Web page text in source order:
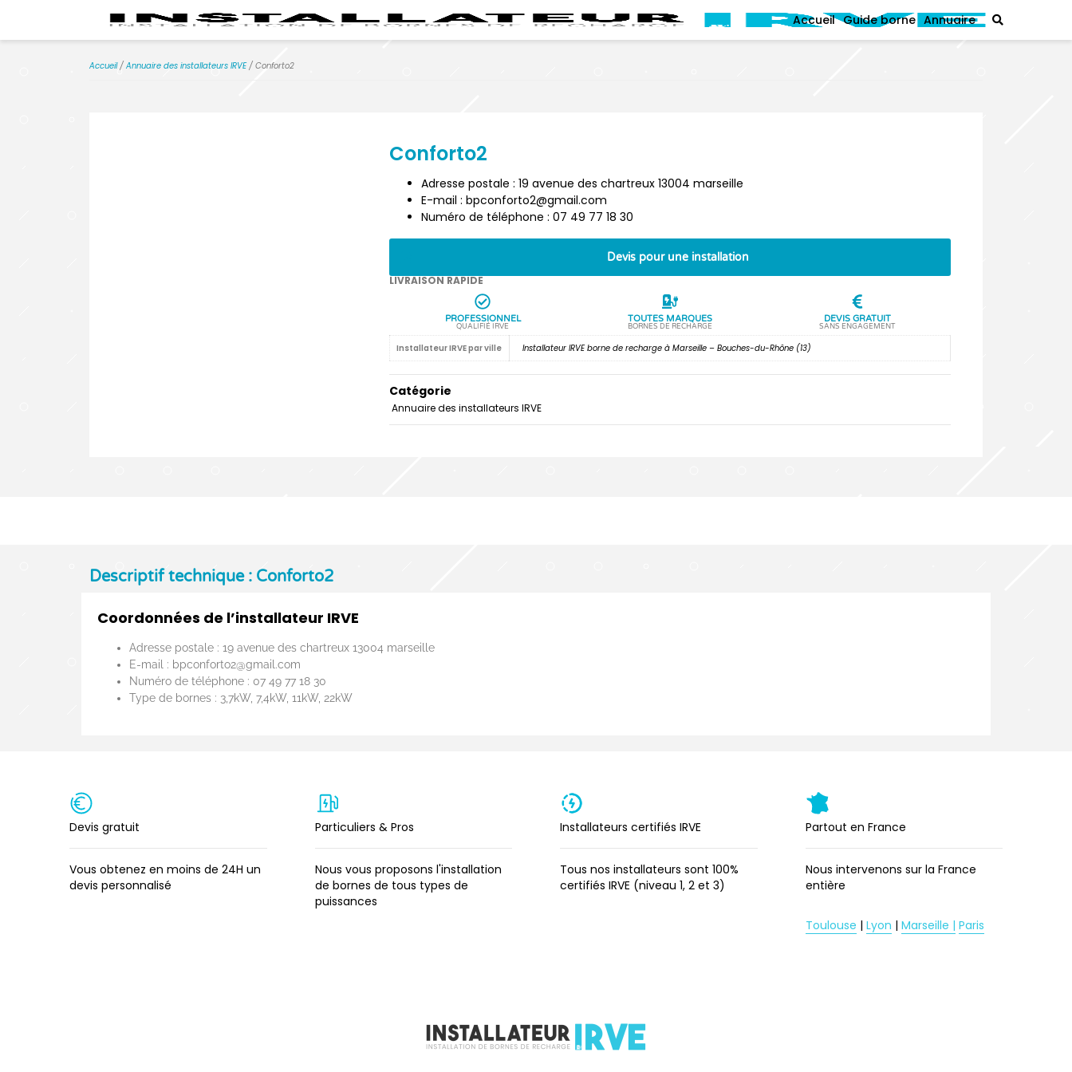
Accueil Guide borne Annuaire
Accueil/ Annuaire des installateurs IRVE/ Conforto2
Conforto2
Adresse postale : 19 avenue des chartreux 13004 marseille
E-mail : bpconforto2@gmail.com
Numéro de téléphone : 07 49 77 18 30
Devis pour une installation
LIVRAISON RAPIDE
PROFESSIONNEL
QUALIFIÉ IRVE
TOUTES MARQUES
BORNES DE RECHARGE
DEVIS GRATUIT
SANS ENGAGEMENT
Installateur IRVE par ville Installateur IRVE borne de recharge à Marseille – Bouches-du-Rhône (13)
Catégorie
Annuaire des installateurs IRVE
Descriptif technique : Conforto2
Coordonnées de l’installateur IRVE
Adresse postale : 19 avenue des chartreux 13004 marseille
E-mail : bpconforto2@gmail.com
Numéro de téléphone : 07 49 77 18 30
Type de bornes : 3,7kW, 7,4kW, 11kW, 22kW
Devis gratuit
Vous obtenez en moins de 24H un
devis personnalisé
Particuliers & Pros
Nous vous proposons l'installation
de bornes de tous types de
puissances
Installateurs certifiés IRVE
Tous nos installateurs sont 100%
certifiés IRVE (niveau 1, 2 et 3)
Partout en France
Nous intervenons sur la France
entière
Toulouse | Lyon | Marseille | Paris